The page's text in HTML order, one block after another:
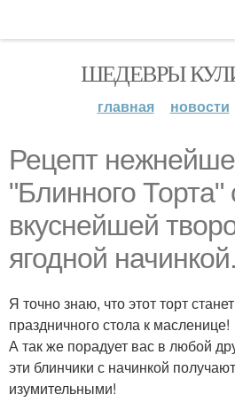
ШЕДЕВРЫ
главная новости
Рецепт
"Блинного Торта"
вкуснейшей
ягодной начинкой.
Я точно знаю, что этот торт
праздничного стола к масленице!
А так же порадует вас в любой
эти блинчики с начинкой
изумительными!